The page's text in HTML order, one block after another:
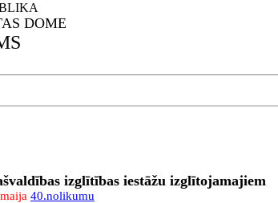
DOME
izglītības iestāžu izglītojamajiem
40.nolikumu